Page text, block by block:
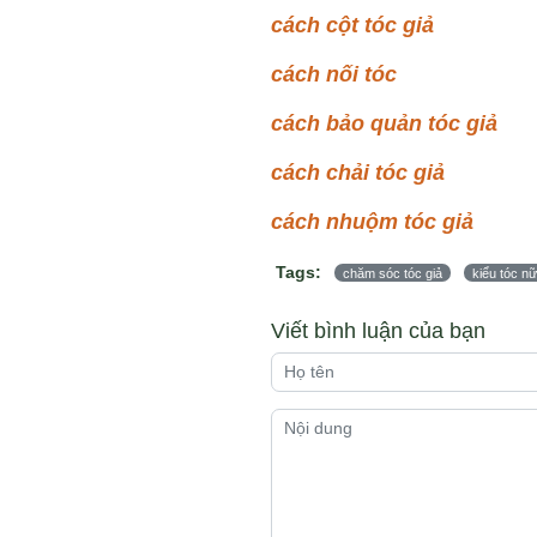
cách cột tóc giả
cách nối tóc
cách bảo quản tóc giả
cách chải tóc giả
cách nhuộm tóc giả
Tags: chăm sóc tóc giả kiểu tóc nữ
Viết bình luận của bạn